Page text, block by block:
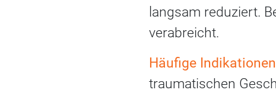
langsam reduziert.
verabreicht.
Häufige Indikationen
traumatischen